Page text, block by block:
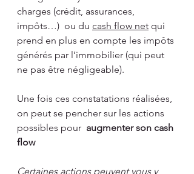
charges (crédit, assurances,
impôts…)  ou du cash flow net qui
prend en plus en compte les impôts
générés par l’immobilier (qui peut
ne pas être négligeable).
Une fois ces constatations réalisées,
on peut se pencher sur les actions
possibles pour augmenter son cash
flow
Certaines actions peuvent vous y